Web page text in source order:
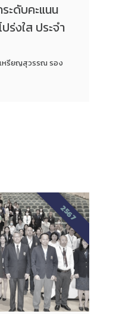
ะดับคะแนน
ร่งใส ประจำ
หรียญสุวรรณ รอง
2567